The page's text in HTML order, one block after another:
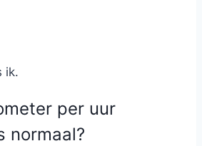
ik.
per uur
normaal?